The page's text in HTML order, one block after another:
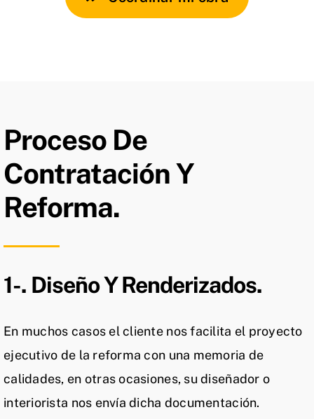
Proceso De
Contratación Y
Reforma.
1-. Diseño Y Renderizados.
En muchos casos el cliente nos facilita el proyecto
ejecutivo de la reforma con una memoria de
calidades, en otras ocasiones, su diseñador o
interiorista nos envía dicha documentación.